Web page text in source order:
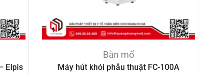
Elpis
Bàn mổ
Máy hút khói phẫu thuật FC-100A